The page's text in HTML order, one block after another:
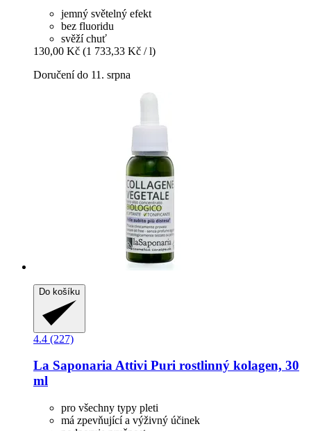
jemný světelný efekt
bez fluoridu
svěží chuť
130,00 Kč (1 733,33 Kč / l)
Doručení do 11. srpna
Do košíku
4.4 (227)
La SaponariaAttivi Puri rostlinný kolagen, 30
ml
pro všechny typy pleti
má zpevňující a výživný účinek